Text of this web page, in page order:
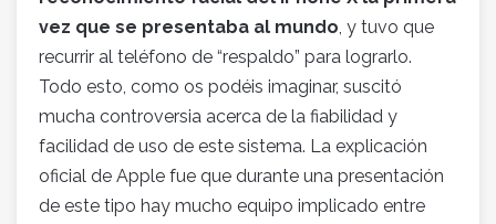
vez que se presentaba al mundo, y tuvo que
recurrir al teléfono de “respaldo” para lograrlo.
Todo esto, como os podéis imaginar, suscitó
mucha controversia acerca de la fiabilidad y
facilidad de uso de este sistema. La explicación
oficial de Apple fue que durante una presentación
de este tipo hay mucho equipo implicado entre